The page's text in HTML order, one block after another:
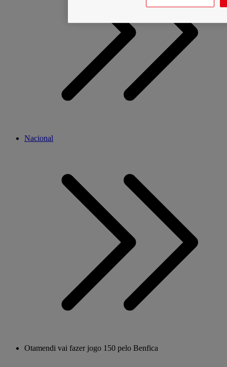
Nacional
Otamendi vai fazer jogo 150 pelo Benfica